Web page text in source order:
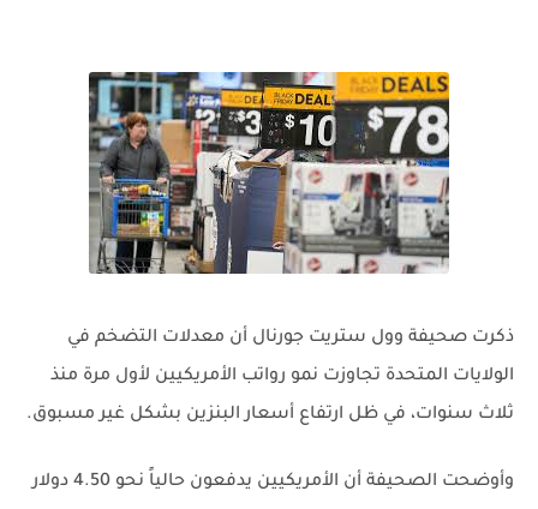
ذكرت صحيفة وول ستريت جورنال أن معدلات التضخم في
الولايات المتحدة تجاوزت نمو رواتب الأمريكيين لأول مرة منذ
ثلاث سنوات، في ظل ارتفاع أسعار البنزين بشكل غير مسبوق.
وأوضحت الصحيفة أن الأمريكيين يدفعون حالياً نحو 4.50 دولار